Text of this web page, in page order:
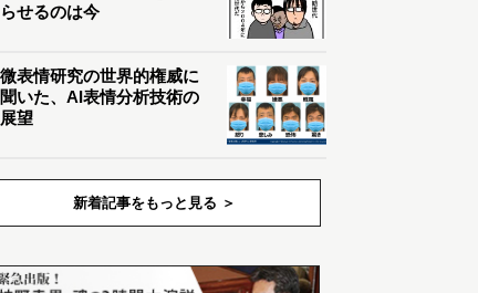
らせるのは今
微表情研究の世界的権威に
聞いた、AI表情分析技術の
展望
新着記事をもっと見る